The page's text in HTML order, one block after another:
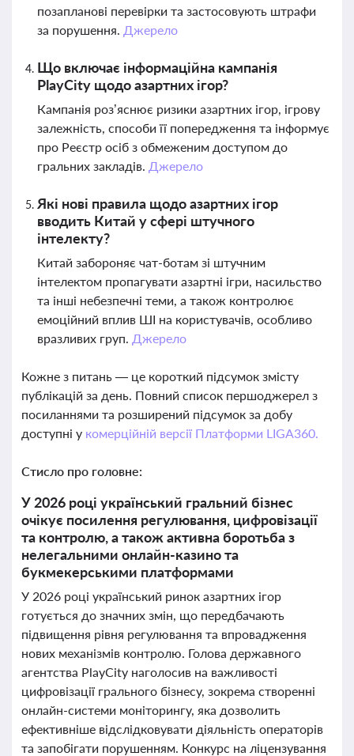
позапланові перевірки та застосовують штрафи
за порушення. Джерело
Що включає інформаційна кампанія
PlayCity щодо азартних ігор?
Кампанія роз’яснює ризики азартних ігор, ігрову
залежність, способи її попередження та інформує
про Реєстр осіб з обмеженим доступом до
гральних закладів. Джерело
Які нові правила щодо азартних ігор
вводить Китай у сфері штучного
інтелекту?
Китай забороняє чат-ботам зі штучним
інтелектом пропагувати азартні ігри, насильство
та інші небезпечні теми, а також контролює
емоційний вплив ШІ на користувачів, особливо
вразливих груп. Джерело
Кожне з питань — це короткий підсумок змісту
публікацій за день. Повний список першоджерел з
посиланнями та розширений підсумок за добу
доступні у комерційній версії Платформи LIGA360.
Стисло про головне:
У 2026 році український гральний бізнес
очікує посилення регулювання, цифровізації
та контролю, а також активна боротьба з
нелегальними онлайн-казино та
букмекерськими платформами
У 2026 році український ринок азартних ігор
готується до значних змін, що передбачають
підвищення рівня регулювання та впровадження
нових механізмів контролю. Голова державного
агентства PlayCity наголосив на важливості
цифровізації грального бізнесу, зокрема створенні
онлайн-системи моніторингу, яка дозволить
ефективніше відслідковувати діяльність операторів
та запобігати порушенням. Конкурс на ліцензування